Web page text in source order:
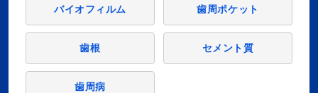
バイオフィルム 歯周ポケット
歯根 セメント質
歯周病